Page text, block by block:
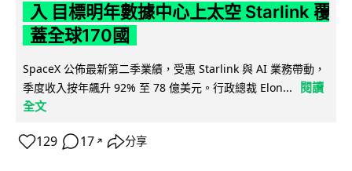
入 目標明年數據中心上太空 Starlink 覆
蓋全球170國
SpaceX 公佈最新第二季業績，受惠 Starlink 與 AI 業務帶動，
季度收入按年飆升 92% 至 78 億美元。行政總裁 Elon...
閱讀
全文
129 17 ↗ 分享